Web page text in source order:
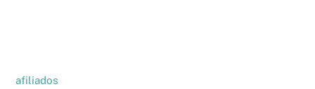
afiliados